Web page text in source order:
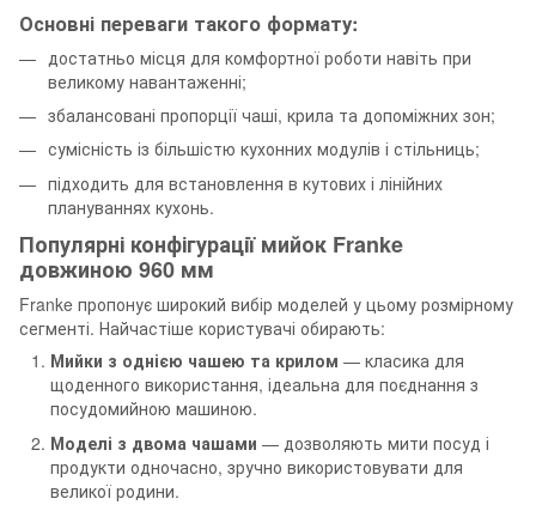
Основні переваги такого формату:
достатньо місця для комфортної роботи навіть при
великому навантаженні;
збалансовані пропорції чаші, крила та допоміжних зон;
сумісність із більшістю кухонних модулів і стільниць;
підходить для встановлення в кутових і лінійних
плануваннях кухонь.
Популярні конфігурації мийок Franke
довжиною 960 мм
Franke пропонує широкий вибір моделей у цьому розмірному
сегменті. Найчастіше користувачі обирають:
Мийки з однією чашею та крилом — класика для
щоденного використання, ідеальна для поєднання з
посудомийною машиною.
Моделі з двома чашами — дозволяють мити посуд і
продукти одночасно, зручно використовувати для
великої родини.